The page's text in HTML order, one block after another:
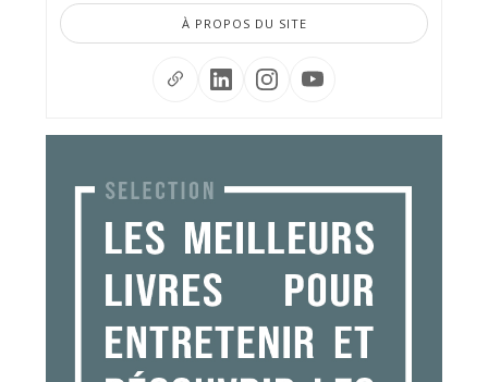
À PROPOS DU SITE